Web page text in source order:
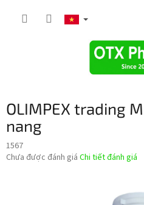
OLIMPEX trading
nang
1567
Đánh
Chưa được đánh giá Chi tiết đánh giá